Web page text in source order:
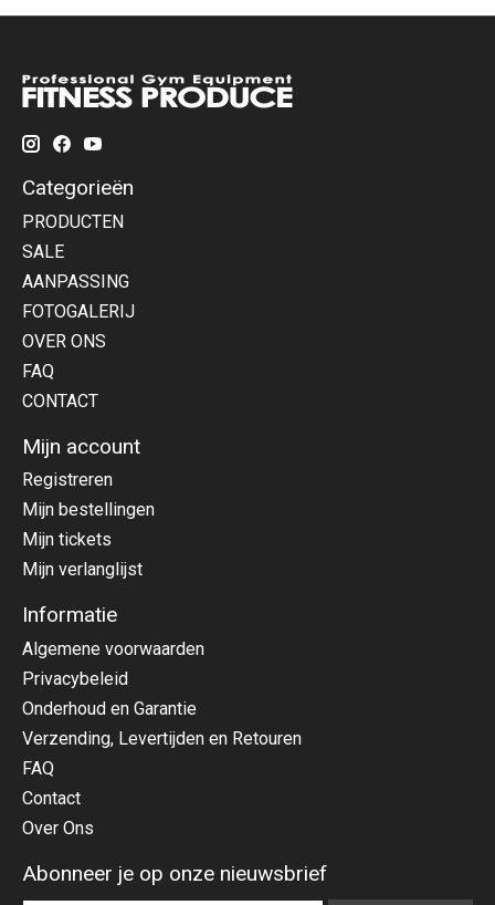
Categorieën
PRODUCTEN
SALE
AANPASSING
FOTOGALERIJ
OVER ONS
FAQ
CONTACT
Mijn account
Registreren
Mijn bestellingen
Mijn tickets
Mijn verlanglijst
Informatie
Algemene voorwaarden
Privacybeleid
Onderhoud en Garantie
Verzending, Levertijden en Retouren
FAQ
Contact
Over Ons
Abonneer je op onze nieuwsbrief